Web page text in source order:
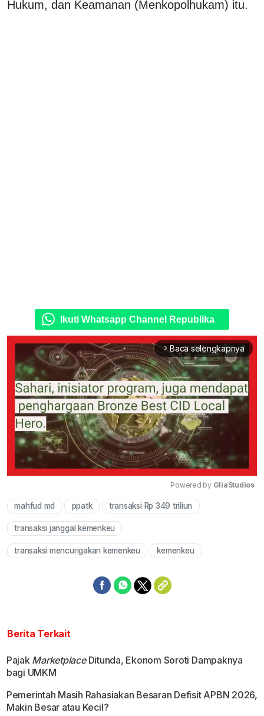
Hukum, dan Keamanan (Menkopolhukam) itu.
Ikuti Whatsapp Channel Republika
arrow_forward_ios Baca selengkapnya
Powered by GliaStudios
mahfud md ppatk transaksi Rp 349 triliun
transaksi janggal kemenkeu
transaksi mencurigakan kemenkeu kemenkeu
Berita Terkait
Pajak MarketplaceDitunda, Ekonom Soroti Dampaknya
bagi UMKM
Pemerintah Masih Rahasiakan Besaran Defisit APBN 2026,
Makin Besar atau Kecil?